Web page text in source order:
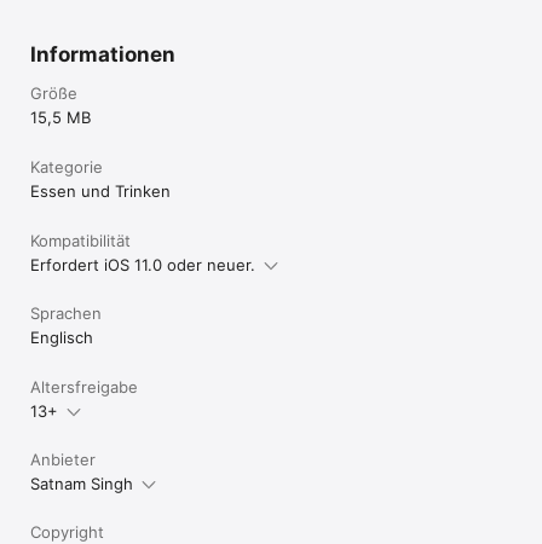
Informationen
Größe
15,5 MB
Kategorie
Essen und Trinken
Kompatibilität
Erfordert iOS 11.0 oder neuer.
Sprachen
Englisch
Altersfreigabe
13+
Anbieter
Satnam Singh
Copyright